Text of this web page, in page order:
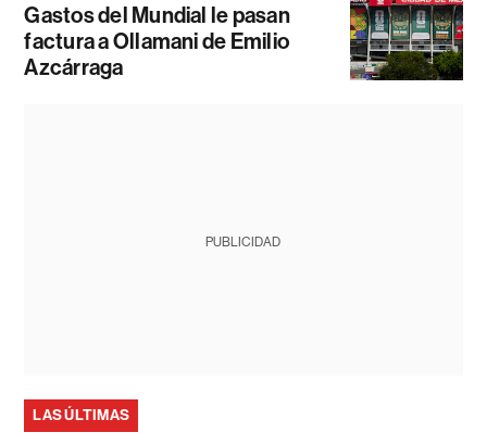
Gastos del Mundial le pasan
factura a Ollamani de Emilio
Azcárraga
PUBLICIDAD
LAS ÚLTIMAS